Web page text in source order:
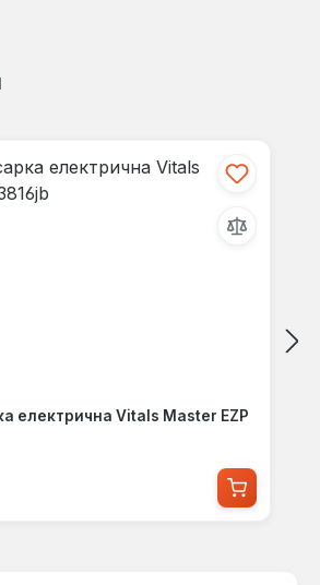
електрична Vitals Master EZP